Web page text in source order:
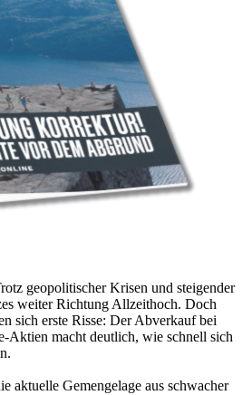
geopolitischer Krisen und steigender
weiter Richtung Allzeithoch. Doch
sich erste Risse: Der Abverkauf bei
Aktien macht deutlich, wie schnell sich
aktuelle Gemengelage aus schwacher